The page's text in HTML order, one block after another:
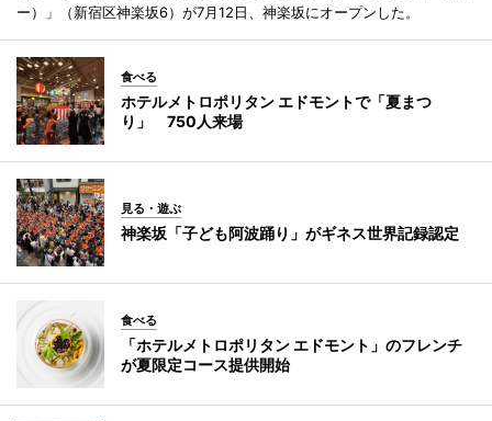
ー）」（新宿区神楽坂6）が7月12日、神楽坂にオープンした。
食べる
ホテルメトロポリタン エドモントで「夏まつ
り」 750人来場
見る・遊ぶ
神楽坂「子ども阿波踊り」がギネス世界記録認定
食べる
「ホテルメトロポリタン エドモント」のフレンチ
が夏限定コース提供開始